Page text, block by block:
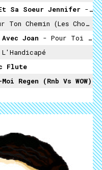
Sa Soeur Jennifer - Les Femmes Tapées
Chemin (les Choristes Vs WOW)
Joan - Pour Toi Joan (extrait)
Flute
Regen (rnb Vs WOW)